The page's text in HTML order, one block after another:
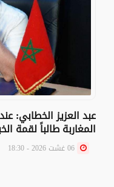
عبد العزيز الخطابي:
المغاربة طالباً لقمة